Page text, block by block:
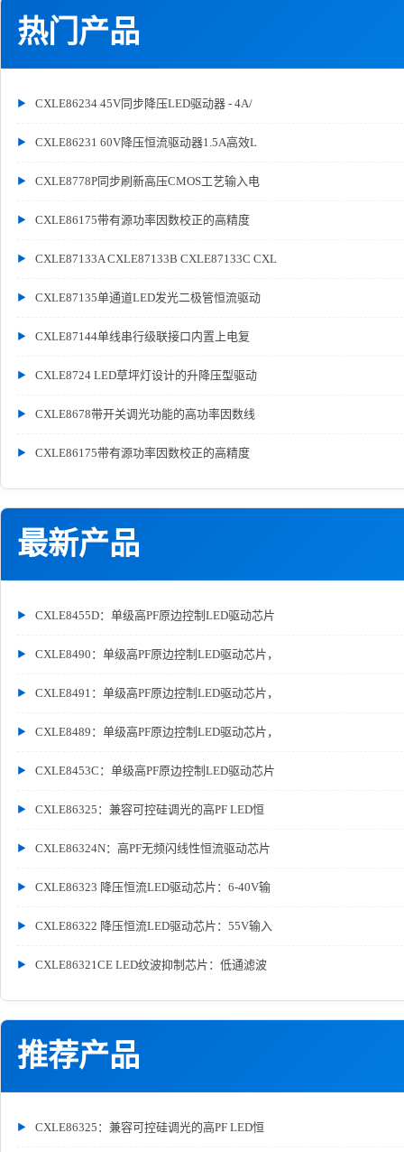
热门产品
CXLE86234 45V同步降压LED驱动器 - 4A/
CXLE86231 60V降压恒流驱动器1.5A高效L
CXLE8778P同步刷新高压CMOS工艺输入电
CXLE86175带有源功率因数校正的高精度
CXLE87133A CXLE87133B CXLE87133C CXL
CXLE87135单通道LED发光二极管恒流驱动
CXLE87144单线串行级联接口内置上电复
CXLE8724 LED草坪灯设计的升降压型驱动
CXLE8678带开关调光功能的高功率因数线
CXLE86175带有源功率因数校正的高精度
最新产品
CXLE8455D：单级高PF原边控制LED驱动芯片
CXLE8490：单级高PF原边控制LED驱动芯片，
CXLE8491：单级高PF原边控制LED驱动芯片，
CXLE8489：单级高PF原边控制LED驱动芯片，
CXLE8453C：单级高PF原边控制LED驱动芯片
CXLE86325：兼容可控硅调光的高PF LED恒
CXLE86324N：高PF无频闪线性恒流驱动芯片
CXLE86323 降压恒流LED驱动芯片：6-40V输
CXLE86322 降压恒流LED驱动芯片：55V输入
CXLE86321CE LED纹波抑制芯片：低通滤波
推荐产品
CXLE86325：兼容可控硅调光的高PF LED恒